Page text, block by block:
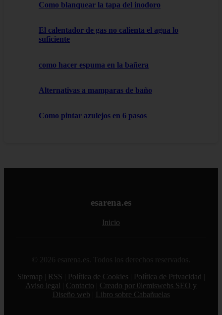
Como blanquear la tapa del inodoro
El calentador de gas no calienta el agua lo
suficiente
como hacer espuma en la bañera
Alternativas a mamparas de baño
Como pintar azulejos en 6 pasos
esarena.es
Inicio
© 2026 esarena.es. Todos los derechos reservados.
Sitemap
RSS Política de Cookies Política de Privacidad
Aviso legal
Contacto
Creado por 0lemiswebs SEO y
Diseño web
Libro sobre Cabañuelas